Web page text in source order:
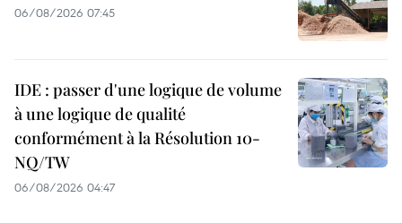
06/08/2026 07:45
IDE : passer d'une logique de volume
à une logique de qualité
conformément à la Résolution 10-
NQ/TW
06/08/2026 04:47